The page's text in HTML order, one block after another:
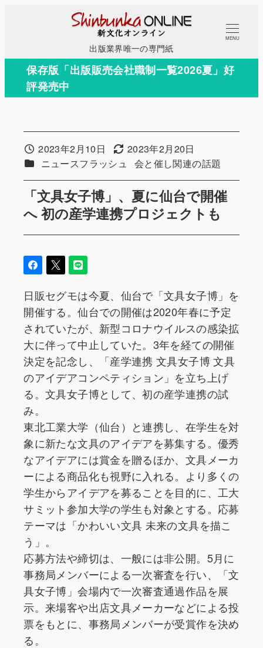
コ
テ
出版業界唯一の専門紙
MENU
保存版「出版販売会社職制一覧2026夏」好
評発売中
「文具女子博」、夏に仙台で開催
へ 初の産学連携プロジェクトも
投稿日2023年2月10日 更新日2023年2月20日
カテゴリー
ニュースフラッシュ カテゴリー
会と催し関連の話題
日販セグモは今夏、仙台で「文具女子博」を
開催する。仙台での開催は2020年春に予定
されていたが、新型コロナウイルスの感染拡
大に伴って中止していた。3年を経ての開催
決定を記念し、「産学連携 文具女子博 文具
のアイデアコンペティション」を立ち上げ
る。文具女子博として、初の産学連携の試
み。
東北工業大学（仙台）と連携し、在学生を対
象に新たな文具のアイデアを募集する。優秀
なアイデアには賞金を贈るほか、文具メーカ
ーによる商品化も視野に入れる。より多くの
学生からアイデアを募ることを目的に、工大
サミット参加大学の学生も対象とする。応募
テーマは「かわいい文具 未来の文具を描こ
う」。
応募方法や締切は、一般には非公開。5月に
事務局メンバーによる一次審査を行い、「文
具女子博」会場内で一次審査通過作品を展
示。来場客や出店文具メーカーなどによる投
票をもとに、事務局メンバーが受賞作を決め
る。